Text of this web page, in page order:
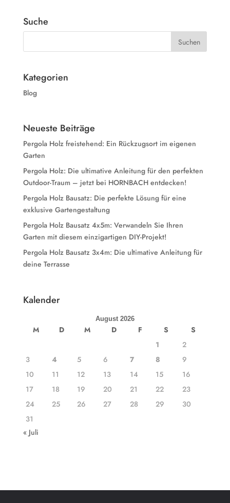
Suche
Kategorien
Blog
Neueste Beiträge
Pergola Holz freistehend: Ein Rückzugsort im eigenen
Garten
Pergola Holz: Die ultimative Anleitung für den perfekten
Outdoor-Traum – jetzt bei HORNBACH entdecken!
Pergola Holz Bausatz: Die perfekte Lösung für eine
exklusive Gartengestaltung
Pergola Holz Bausatz 4x5m: Verwandeln Sie Ihren
Garten mit diesem einzigartigen DIY-Projekt!
Pergola Holz Bausatz 3x4m: Die ultimative Anleitung für
deine Terrasse
Kalender
August 2026
M D M D F S
S
1
2
3
4 5 6 7 8
9
10
11 12 13 14 15
16
17
18 19 20 21 22
23
24
25 26 27 28 29
30
31
« Juli